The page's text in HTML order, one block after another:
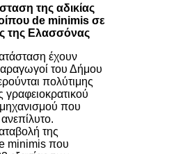
της αδικίας
de minimis σε
της Ελασσόνας
έχουν
του Δήμου
πολύτιμης
γραφειοκρατικού
που
της
minimis που